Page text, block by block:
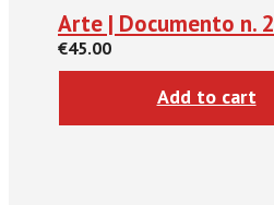
Arte | Documento n.
€45.00
Add to cart